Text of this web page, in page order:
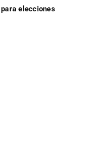
elecciones